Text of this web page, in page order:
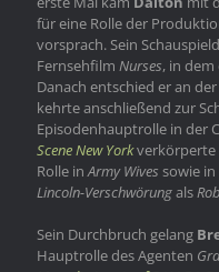
für eine Rolle der
vorsprach. Sein
Fernsehfilm Nurses, in
Danach entschied er an
kehrte anschließend zur
Episodenhauptrolle in der
Scene New Yorkverkörperte
Rolle inArmy Wives sowie
Lincoln-Verschwörungals
Sein Durchbruch gelang
Hauptrolle des Agenten